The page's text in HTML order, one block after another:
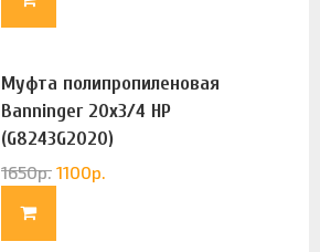
Муфта полипропиленовая
Banninger 20х3/4 НР
(G8243G2020)
1650р. 1100р.